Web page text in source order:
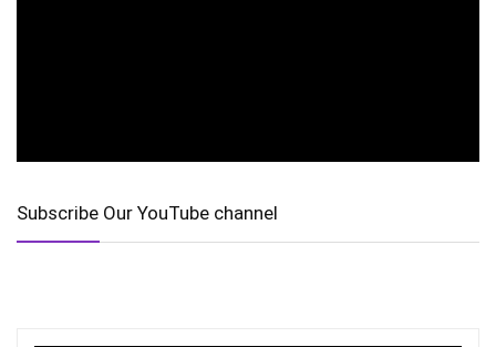
Subscribe Our YouTube channel